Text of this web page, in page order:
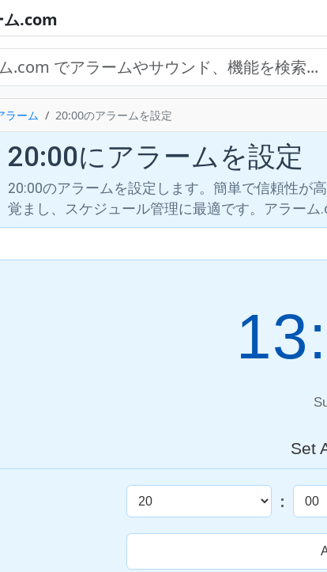
ム.com
ラーム 20:00のアラームを設定
20:00にアラームを設定
20:00のアラームを設定します。簡単で信頼性が
覚まし、スケジュール管理に最適です。アラーム
Set
: